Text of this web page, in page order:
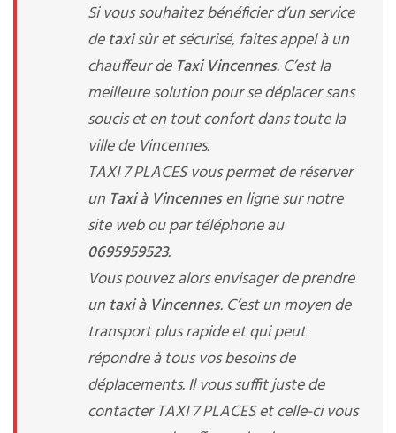
Si vous souhaitez bénéficier d’un service
detaxisûr et sécurisé, faites appel à un
chauffeur de Taxi Vincennes. C’est la
meilleure solution pour se déplacer sans
soucis et en tout confort dans toute la
ville de Vincennes.
TAXI 7 PLACES vous permet de réserver
un Taxi à Vincennesen ligne sur notre
site web ou par téléphone au
0695959523.
Vous pouvez alors envisager de prendre
un taxi à Vincennes. C’est un moyen de
transport plus rapide et qui peut
répondre à tous vos besoins de
déplacements. Il vous suffit juste de
contacter TAXI 7 PLACES et celle-ci vous